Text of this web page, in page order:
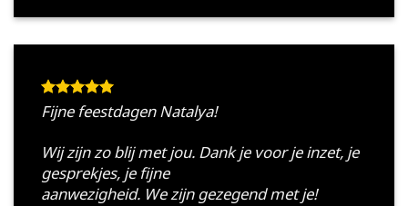
Fijne feestdagen Natalya!
Wij zijn zo blij met jou. Dank je voor je inzet, je
gesprekjes, je fijne
aanwezigheid. We zijn gezegend met je!